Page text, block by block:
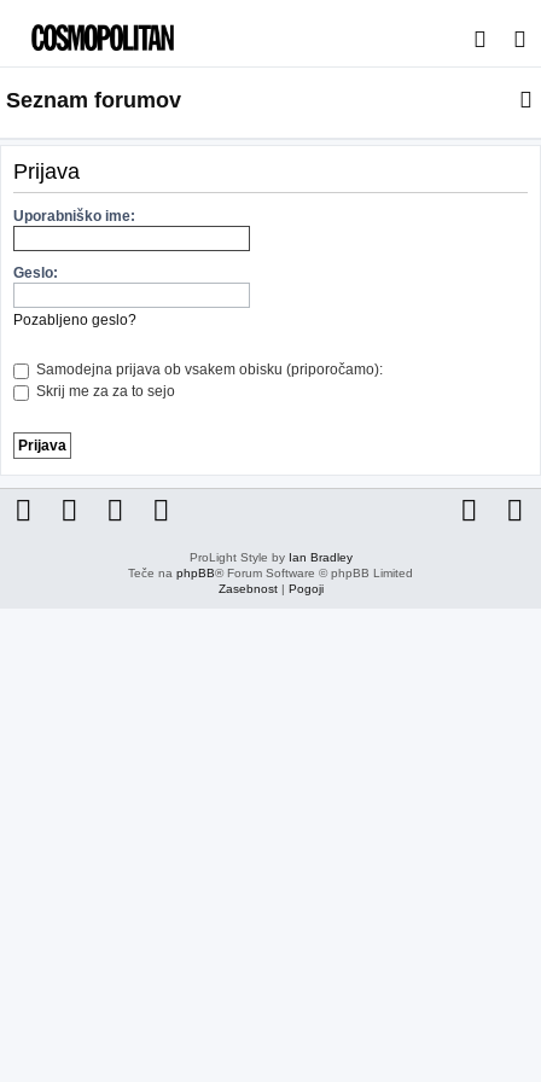
s
a
j
Seznam forumov
Prijava
Uporabniško ime:
Geslo:
Pozabljeno geslo?
Samodejna prijava ob vsakem obisku (priporočamo):
Skrij me za za to sejo
ProLight Style by Ian Bradley
Teče na phpBB® Forum Software © phpBB Limited
Zasebnost| Pogoji